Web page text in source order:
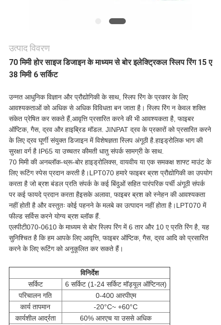
PRIVACY
POLICY
उत्पाद विवरण
70 मिमी होर साइज डिजाइन के माध्यम से बोर इलेक्ट्रिकल स्लिप रिंग 15 ए
38 मिमी 6 सर्किट
उन्नत आधुनिक विज्ञान और प्रौद्योगिकी के साथ, स्लिप रिंग के प्रकार के लिए
आवश्यकताओं को अधिक से अधिक विविधता बन जाता है। स्लिप रिंग न केवल शक्ति
संकेत प्रेषित कर सकते हैं,आवृत्ति प्रसारित करने की भी आवश्यकता है, फाइबर
ऑप्टिक, गैस, द्रव और हाइब्रिड मॉडल. JINPAT द्रव के प्रकारों को प्रसारित करने
के लिए द्रव घूर्णी संयुक्त डिजाइन में विशेषज्ञता स्लिप अंगूठी है.हाइड्रोलिक भाग की
सुरक्षा वर्ग है IP65 या उच्चतर कीमती धातु संपर्क सामग्री के साथ.
70 मिमी की अनब्लॉक-थ्रू-बोर हाइड्रोलिक्स, वायवीय या एक समकक्ष शाफ्ट माउंट के
लिए रूटिंग स्पेस प्रदान करती है।LPT070 हमारे फाइबर ब्रश प्रौद्योगिकी का उपयोग
करता है जो ब्रश बंडल प्रति संपर्क के कई बिंदुओं सहित पारंपरिक पर्ची अंगूठी संपर्क
पर कई फायदे प्रदान करता हैइसके अलावा, फाइबर ब्रश को स्नेहन की आवश्यकता
नहीं होती है और वस्तुतः कोई पहनने के मलबे का उत्पादन नहीं होता है।LPT070 में
फील्ड सर्विस करने योग्य ब्रश ब्लॉक हैं.
एलपीटी070-0610 के माध्यम से बोर स्लिप रिंग में 6 तार और 10 ए प्रति रिंग है, यह
सुनिश्चित है कि हम आपके लिए आवृत्ति, फाइबर ऑप्टिक, गैस, द्रव आदि को प्रसारित
करने के लिए रूटिंग को अनुकूलित कर सकते हैं।
विनिर्देश
सर्किट
6 सर्किट (1-24 सर्किट मॉड्यूल ऑप्टिनल)
परिचालन गति
0-400 आरपीएम
कार्य तापमान
-20°C~ +60°C
कार्यशील आर्द्रता
60% आरएच या उससे अधिक